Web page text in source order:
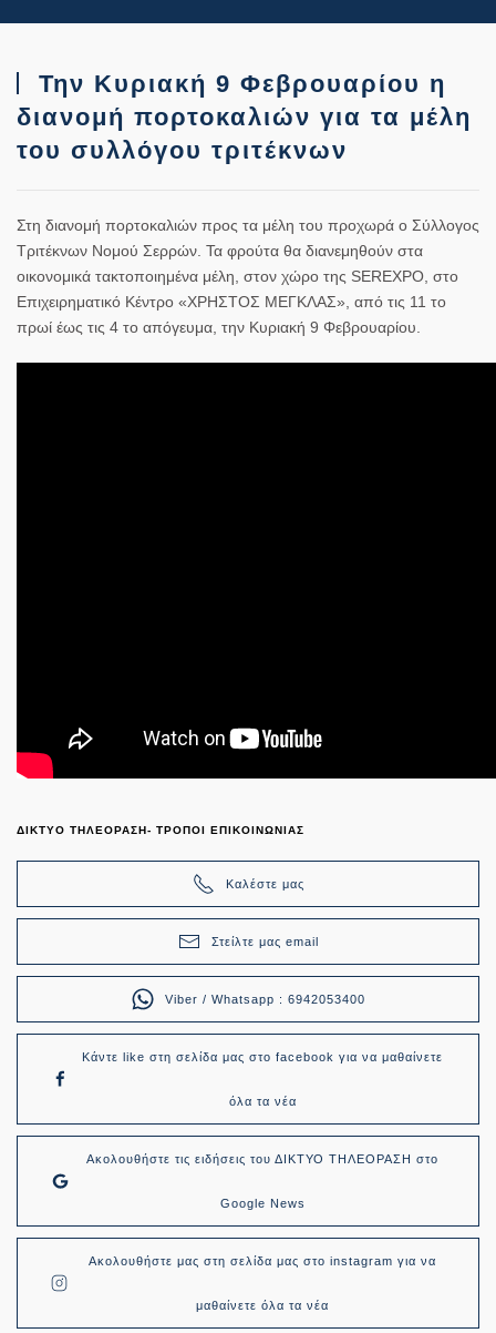
Την Κυριακή 9 Φεβρουαρίου η
διανομή πορτοκαλιών για τα μέλη
του συλλόγου τριτέκνων
Στη διανομή πορτοκαλιών προς τα μέλη του προχωρά ο Σύλλογος
Τριτέκνων Νομού Σερρών. Τα φρούτα θα διανεμηθούν στα
οικονομικά τακτοποιημένα μέλη, στον χώρο της SEREXPO, στο
Επιχειρηματικό Κέντρο «ΧΡΗΣΤΟΣ ΜΕΓΚΛΑΣ», από τις 11 το
πρωί έως τις 4 το απόγευμα, την Κυριακή 9 Φεβρουαρίου.
ΔΙΚΤΥΟ ΤΗΛΕΟΡΑΣΗ- ΤΡΟΠΟΙ ΕΠΙΚΟΙΝΩΝΙΑΣ
Καλέστε μας
Στείλτε μας email
Viber / Whatsapp : 6942053400
Κάντε like στη σελίδα μας στο facebook για να μαθαίνετε
όλα τα νέα
Ακολουθήστε τις ειδήσεις του ΔΙΚΤΥΟ ΤΗΛΕΟΡΑΣΗ στο
Google News
Ακολουθήστε μας στη σελίδα μας στο instagram για να
μαθαίνετε όλα τα νέα